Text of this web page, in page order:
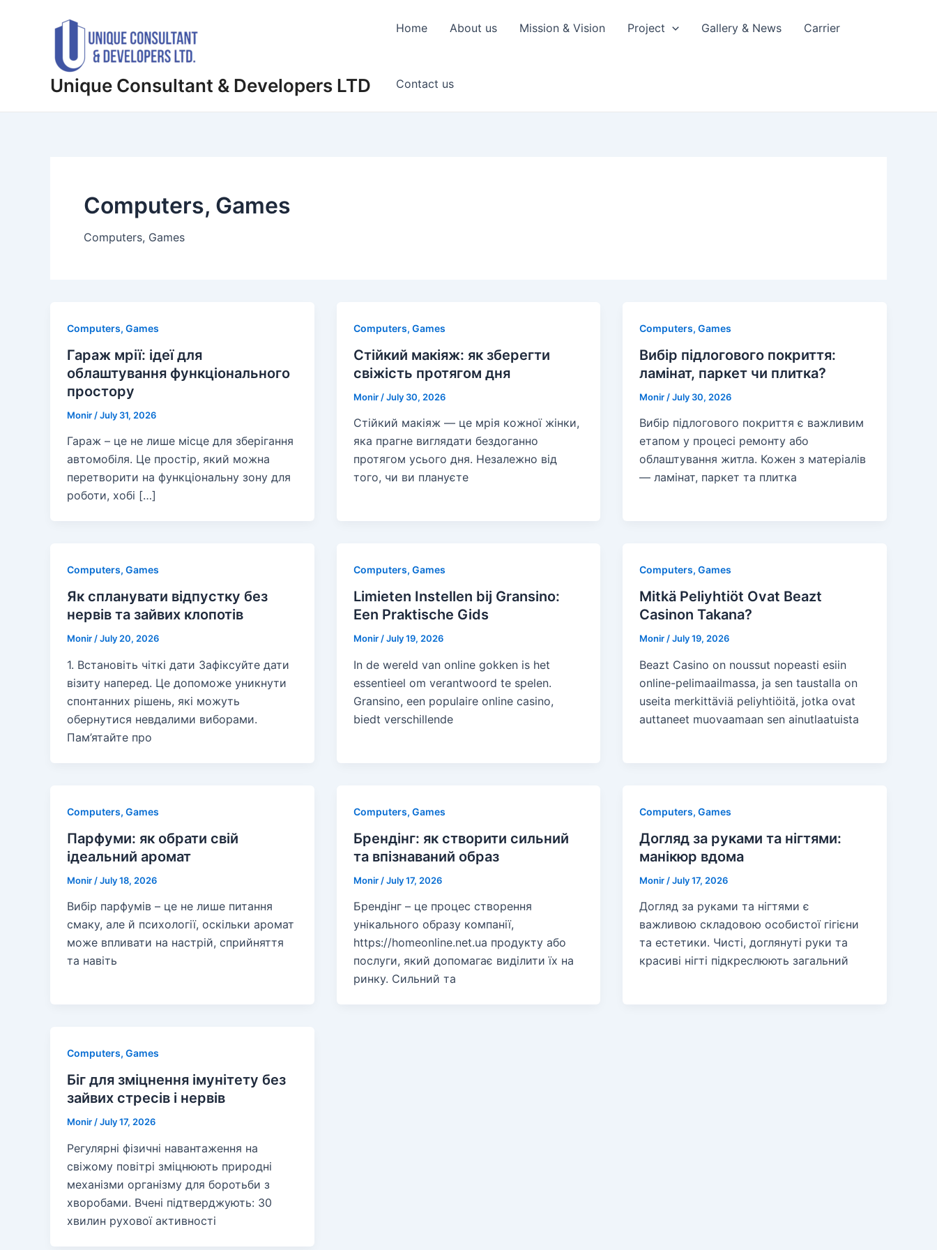
Unique Consultant & Developers LTD
Home About us Mission & Vision Project Gallery & News Carrier
Contact us
Computers, Games
Computers, Games
Computers, Games
Гараж мрії: ідеї для
облаштування функціонального
простору
Monir /July 31, 2026
Гараж – це не лише місце для зберігання
автомобіля. Це простір, який можна
перетворити на функціональну зону для
роботи, хобі […]
Computers, Games
Стійкий макіяж: як зберегти
свіжість протягом дня
Monir /July 30, 2026
Стійкий макіяж — це мрія кожної жінки,
яка прагне виглядати бездоганно
протягом усього дня. Незалежно від
того, чи ви плануєте
Computers, Games
Вибір підлогового покриття:
ламінат, паркет чи плитка?
Monir /July 30, 2026
Вибір підлогового покриття є важливим
етапом у процесі ремонту або
облаштування житла. Кожен з матеріалів
— ламінат, паркет та плитка
Computers, Games
Як спланувати відпустку без
нервів та зайвих клопотів
Monir /July 20, 2026
1. Встановіть чіткі дати Зафіксуйте дати
візиту наперед. Це допоможе уникнути
спонтанних рішень, які можуть
обернутися невдалими виборами.
Пам’ятайте про
Computers, Games
Limieten Instellen bij Gransino:
Een Praktische Gids
Monir /July 19, 2026
In de wereld van online gokken is het
essentieel om verantwoord te spelen.
Gransino, een populaire online casino,
biedt verschillende
Computers, Games
Mitkä Peliyhtiöt Ovat Beazt
Casinon Takana?
Monir /July 19, 2026
Beazt Casino on noussut nopeasti esiin
online-pelimaailmassa, ja sen taustalla on
useita merkittäviä peliyhtiöitä, jotka ovat
auttaneet muovaamaan sen ainutlaatuista
Computers, Games
Парфуми: як обрати свій
ідеальний аромат
Monir /July 18, 2026
Вибір парфумів – це не лише питання
смаку, але й психології, оскільки аромат
може впливати на настрій, сприйняття
та навіть
Computers, Games
Брендінг: як створити сильний
та впізнаваний образ
Monir /July 17, 2026
Брендінг – це процес створення
унікального образу компанії,
https://homeonline.net.ua продукту або
послуги, який допомагає виділити їх на
ринку. Сильний та
Computers, Games
Догляд за руками та нігтями:
манікюр вдома
Monir /July 17, 2026
Догляд за руками та нігтями є
важливою складовою особистої гігієни
та естетики. Чисті, доглянуті руки та
красиві нігті підкреслюють загальний
Computers, Games
Біг для зміцнення імунітету без
зайвих стресів і нервів
Monir /July 17, 2026
Регулярні фізичні навантаження на
свіжому повітрі зміцнюють природні
механізми організму для боротьби з
хворобами. Вчені підтверджують: 30
хвилин рухової активності
pagination